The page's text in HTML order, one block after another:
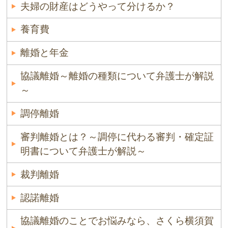
夫婦の財産はどうやって分けるか？
養育費
離婚と年金
協議離婚～離婚の種類について弁護士が解説
～
調停離婚
審判離婚とは？～調停に代わる審判・確定証
明書について弁護士が解説～
裁判離婚
認諾離婚
協議離婚のことでお悩みなら、さくら横須賀